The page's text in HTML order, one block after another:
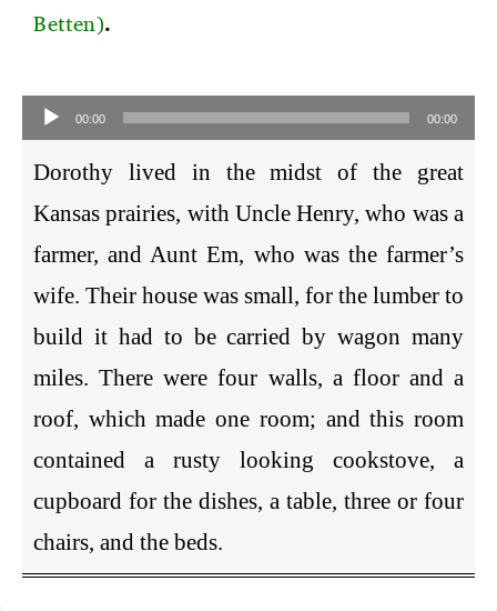
Betten).
Player00:00 00:00
Dorothy lived in the midst of the great
Kansas prairies, with Uncle Henry, who was a
farmer, and Aunt Em, who was the farmer’s
wife. Their house was small, for the lumber to
build it had to be carried by wagon many
miles. There were four walls, a floor and a
roof, which made one room; and this room
contained a rusty looking cookstove, a
cupboard for the dishes, a table, three or four
chairs, and the beds.